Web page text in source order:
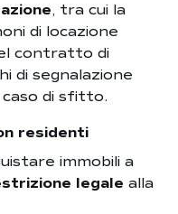
, tra cui la
di locazione
contratto di
di segnalazione
di sfitto.
residenti
immobili a
legale alla